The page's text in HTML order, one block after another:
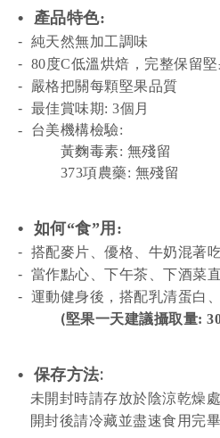
• 產品特色:
- 純天然無加工調味
- 80度C低溫烘焙，完整保留
- 嚴格把關每顆堅果品質
- 最佳賞味期: 3個月
- 台美機構檢驗:
黃麴毒素: 無殘留
373項農藥: 無殘留
• 如何“食”用 :
- 搭配麥片、優格、牛奶混著
- 當作點心、下午茶、下酒菜
- 運動健身後，搭配乳清蛋白
(堅果一天建議攝取量:
• 保存方法:
未開封時請存放於陰涼乾燥處
開封後請冷藏並盡速食用完畢